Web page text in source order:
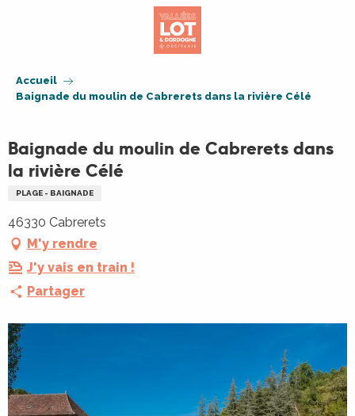
Accueil
Baignade du moulin de Cabrerets dans la rivière Célé
Baignade du moulin de Cabrerets dans
la rivière Célé
PLAGE - BAIGNADE
46330 Cabrerets
M'y rendre
J'y vais en train !
Partager